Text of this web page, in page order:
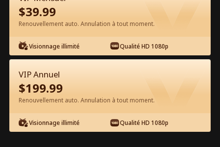
Épisode 43 - Comment apprivoiser le
meilleur ami de mon père Film
complet
1-50 51-71 Tous les épisodes
43
$39.99
Renouvellement auto. Annulation à tout moment.
Visionnage illimité Qualité HD 1080p
VIP Annuel
$199.99
Renouvellement auto. Annulation à tout moment.
Visionnage illimité Qualité HD 1080p